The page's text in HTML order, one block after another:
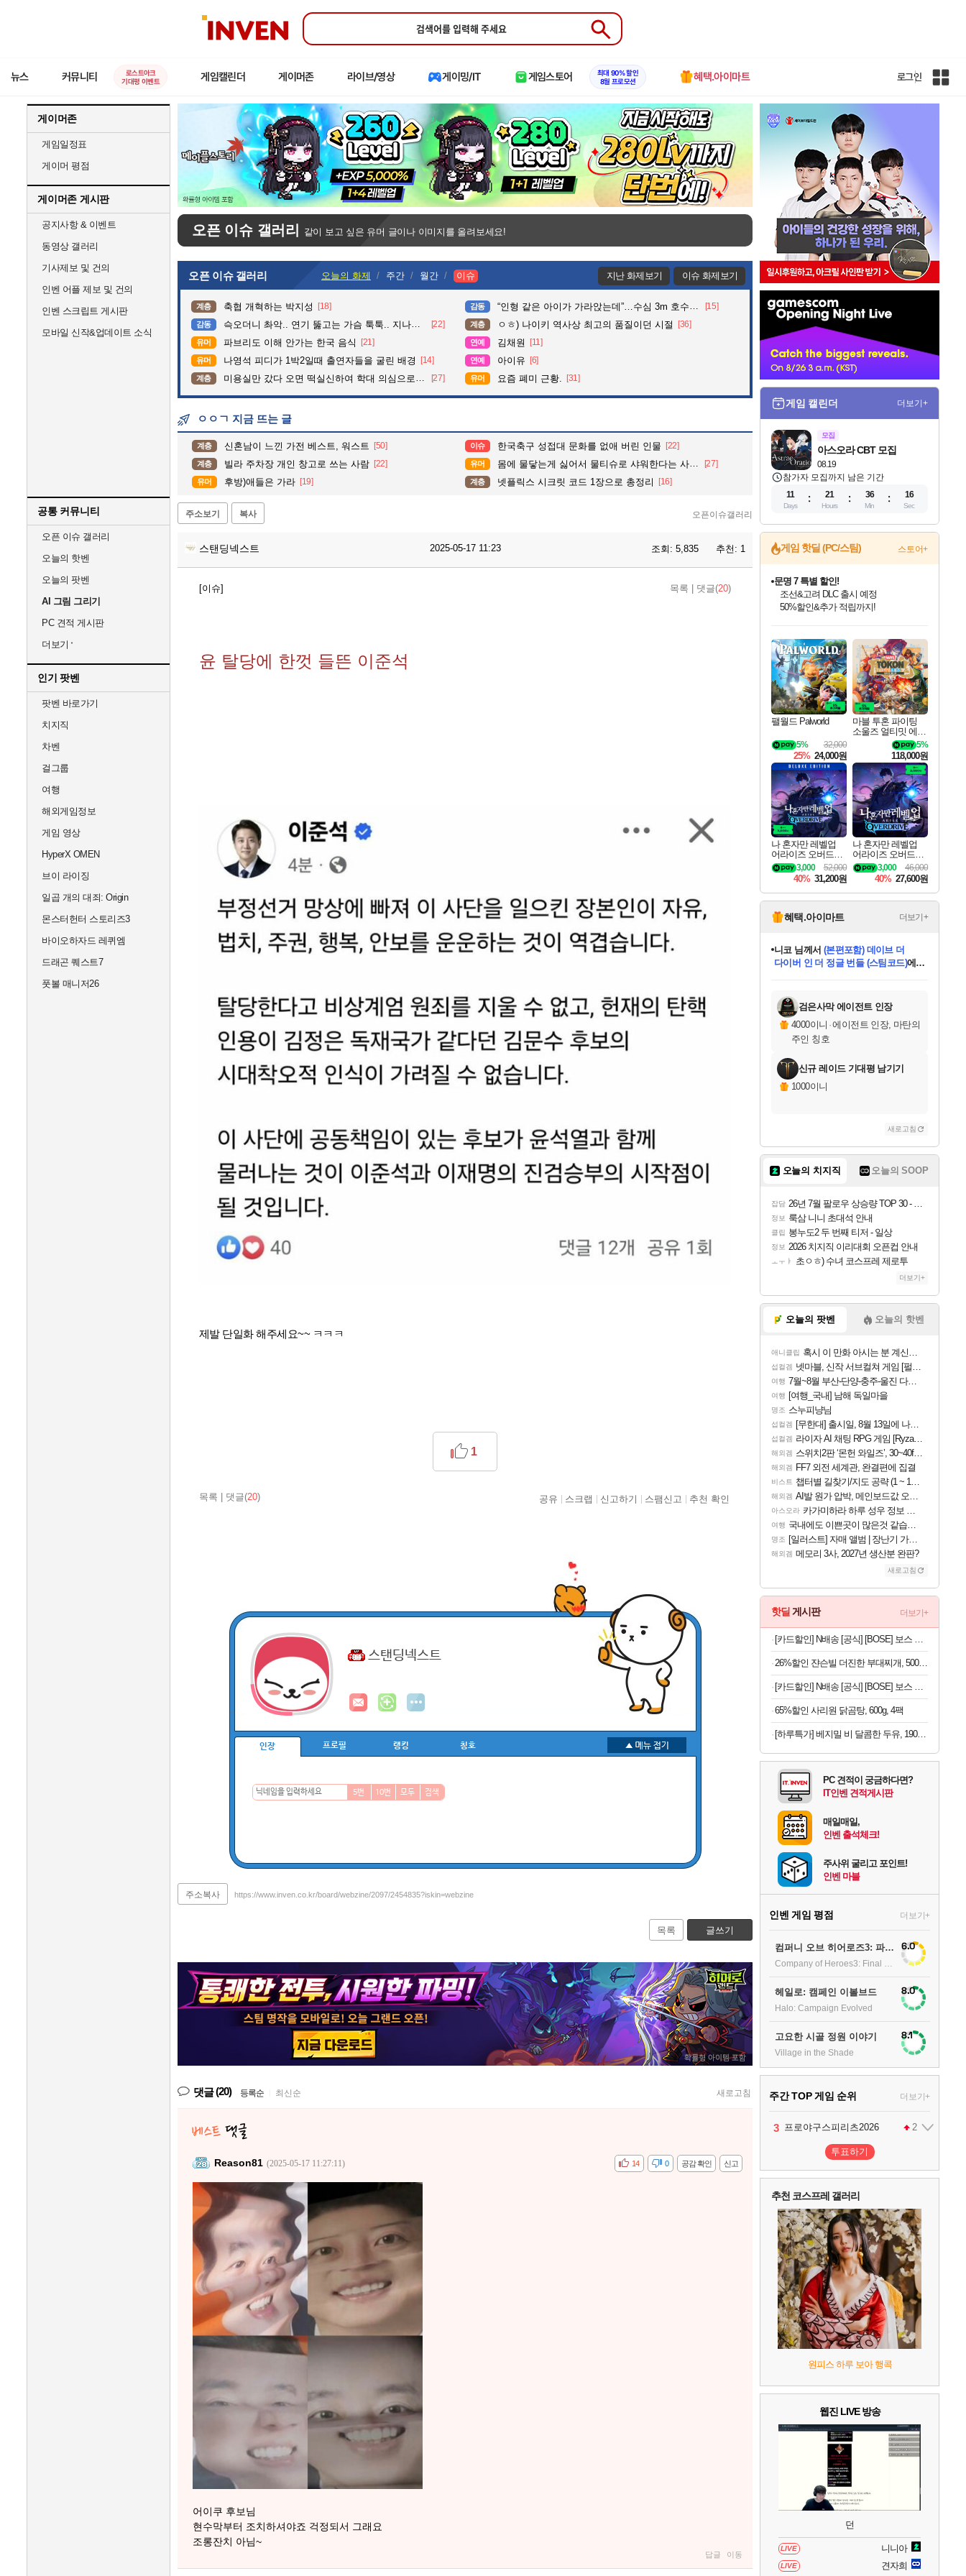
인
Submit
뉴스 커뮤니티
로스트아크
기대평 이벤트
게임캘린더 게이머존 라이브/영상 게이밍/IT 게임스토어
최대 90% 할인
8월 프로모션
혜택.아이마트 로그인
인
게이머존
게임일정표
게이머 평점
게이머존 게시판
공지사항 & 이벤트
동영상 갤러리
기사제보 및 건의
인벤 어플 제보 및 건의
인벤 스크립트 게시판
모바일 신작&업데이트 소식
공통 커뮤니티
오픈 이슈 갤러리
오늘의 핫벤
오늘의 팟벤
AI 그림 그리기
PC 견적 게시판
더보기
인기 팟벤
팟벤 바로가기
치지직
차벤
걸그룹
여행
해외게임정보
게임 영상
HyperX OMEN
브이 라이징
일곱 개의 대죄: Origin
몬스터헌터 스토리즈3
바이오하자드 레퀴엠
드래곤 퀘스트7
풋볼 매니저26
오픈 이슈 갤러리 같이 보고 싶은 유머 글이나 이미지를 올려보세요!
오픈 이슈 갤러리 오늘의 화제 주간 월간 이슈 지난 화제보기 이슈 화제보기
계층 축협 개혁하는 박지성 [18] 감동 “인형 같은 아이가 가라앉는데”…수심 3m 호수 뛰어든 60대 의인 [15]
감동 슥오더니 촤악.. 연기 뚫고는 가슴 툭툭.. 지나가던 아재의 정체 [22] 계층 ㅇㅎ) 나이키 역사상 최고의 품질이던 시절 [36]
유머 파브리도 이해 안가는 한국 음식 [21] 연예 김채원 [11]
유머 나영석 피디가 1박2일때 출연자들을 굴린 배경 [14] 연예 아이유 [6]
계층 미용실만 갔다 오면 떡실신하여 학대 의심으로 cctv 돌려보니 [27] 유머 요즘 폐미 근황. [31]
ㅇㅇㄱ 지금 뜨는 글
계층 신혼남이 느낀 가전 베스트, 워스트 [50] 이슈 한국축구 성접대 문화를 없애 버린 인물 [22]
계층 빌라 주차장 개인 창고로 쓰는 사람 [22] 유머 몸에 물닿는게 싫어서 물티슈로 샤워한다는 사람.jpg [27]
유머 후방)애들은 가라 [19] 계층 넷플릭스 시크릿 코드 1장으로 총정리 [16]
주소보기 복사 오픈이슈갤러리
스탠딩넥스트 2025-05-17 11:23 조회: 5,835 추천: 1
[이슈] 목록 댓글(20)
윤 탈당에 한껏 들뜬 이준석
제발 단일화 해주세요~~ ㅋㅋㅋ
목록 댓글(20)
1
공유 스크랩 신고하기 스팸신고 추천 확인
스탠딩넥스트
인장 프로필 랭킹 칭호
5번 10번 모두 검색
주소복사 https://www.inven.co.kr/board/webzine/2097/2454835?iskin=webzine
목록 글쓰기
댓글(20) 등록순 최신순 새로고침
Reason81 (2025-05-17 11:27:11) 신고
공감 확인
비공감 0
14
어이쿠 후보님
현수막부터 조치하셔야죠 걱정되서 그래요
조롱잔치 아님~
답글 이동
벤
게임 캘린더 더보기+
모집
08.19
아스오라 CBT 모집
참가자 모집까지 남은 기간
11
Days
21
Hours
36
Min
15
Sec
게임 핫딜 (PC/스팀) 스토어+
최대 90% 할인가를 만나보세요!
네이버혜택과 함께 만나보세요!
문명 7 특별 할인!
조선&고려 DLC 출시 예정
50%할인&추가 적립까지!
네이버 포인트 혜택까지!
이니&베니 혜택까지!
네이버 혜택가와 함께 예약하세요!
할인&네이버혜택으로 만나보세요!
네이버페이 혜택과 만나보세요!
40주년 프로모션으로 만나보세요!
할인가에 만나보세요!
일부 에디션 상시 할인!
혜택으로 예약 판매 중
편안하게 충전하세요
팰월드 Palworld
32,000
5%
25% 24,000원
마블 투혼 파이팅
소울즈 얼티밋 에디
션 MARVEL Tokon
Fighting Souls Ultima
te Edition
5%
118,000원
나 혼자만 레벨업
어라이즈 오버드라
이브 디럭스 에디션
Solo Leveling Arise
Overdrive Deluxe Edi
tion
52,000
3,000
40% 31,200원
나 혼자만 레벨업
어라이즈 오버드라
이브 Solo Leveling A
rise
46,000
3,000
40% 27,600원
혜택.아이마트 더보기+
당첨되셨습니다.
당첨되셨습니다.
한건했습니다님께서마피아
데피니티브 에디션 (스팀코드)에
당첨되셨습니다.
당첨되셨습니다.
당첨되셨습니다.
당첨되셨습니다.
에디션 (스팀코드)를 교환.
당첨되셨습니다.
당첨되셨습니다.
검은사막 에이전트 인장
4000이니 ·에이전트 인장, 마탄의
주인 칭호
신규 레이드 기대평 남기기
1000이니
새로고침
오늘의 치지직 오늘의 SOOP
잡담 26년 7월 팔로우 상승량 TOP 30 - 월간 치지직
정보 룩삼 니니 초대석 안내
클립 봉누도2 두 번째 티저 - 일상
정보 2026 치지직 이리대회 오픈컵 안내
ㅗㅜㅑ 초ㅇㅎ) 수녀 코스프레 제로투
더보기+
오늘의 팟벤 오늘의 핫벤
애니클립 혹시 이 만화 아시는 분 계신가요
섭컬겜 넷마블, 신작 서브컬쳐 게임 [펄 인 블루] 티저 사이트 오픈
여행 7월~8월 부산-단양-충주-울진 다녀왔어요~
여행 [여행_국내] 남해 독일마을
명조 스누피냥님
섭컬겜 [무한대] 출시일, 8월 13일에 나오나
섭컬겜 라이자 AI 채팅 RPG 게임 [RyzaChat: AI] 공개
해외겜 스위치2판 ‘몬헌 와일즈’, 30~40fps 목표 추정
해외겜 FF7 외전 세계관, 완결편에 집결
비스트 챕터별 길찾기/지도 공략 (1 ~ 12장)
해외겜 AI발 원가 압박, 메인보드값 오르나
아스오라 카가미하라 하루 성우 정보 및 주요 필모
여행 국내에도 이쁜곳이 많은것 같습니다
명조 [일러스트] 자매 앨범 | 장난기 가득한 오후의 공원 (리메이크판)
해외겜 메모리 3사, 2027년 생산분 완판?
새로고침
핫딜 게시판 더보기+
[카드할인] N배송 [공식] [BOSE] 보스 QC 울트라 헤드폰 2세대 블랙
26%할인 쟌슨빌 더진한 부대찌개, 500g, 3개
[카드할인] N배송 [공식] [BOSE] 보스 QC 헤드폰 페탈핑크
65%할인 사리원 닭곰탕, 600g, 4팩
[하루특가] 베지밀 비 달콤한 두유, 190ml, 16개
PC 견적이 궁금하다면?
IT인벤 견적게시판
매일매일,
인벤 출석체크!
주사위 굴리고 포인트!
인벤 마블
인벤 게임 평점 더보기+
컴퍼니 오브 히어로즈3: 파이널 스탠드 6.0
헤일로: 캠페인 이볼브드
Halo: Campaign Evolved
8.0
고요한 시골 정원 이야기
Village in the Shade
8.1
주간 TOP 게임 순위 더보기+
1 팰월드
2 1
3 프로야구스피리츠2026 2
4 드래곤소드 : 어웨이크닝 2
5 블라인드 삼국 1
6 그랑블루 판타지 리링크 - 엔드리스 라그나로크 1
7 리듬 천국 미라클 스타즈 2
8 헤일로: 캠페인 이볼브드 2
9 캡틴 츠바사 2 월드 파이터즈
10 레고 배트맨: 레거시 오브 더 다크 나이트
투표하기
추천 코스프레 갤러리
원피스 하루 보아 행콕
웹진 LIVE 방송
던
LIVE 니니아
LIVE 견자희